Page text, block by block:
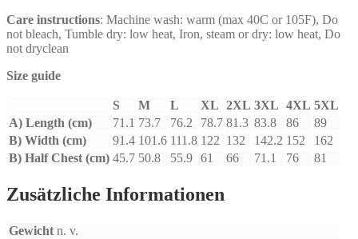
Care instructions: Machine wash: warm (max 40C or 105F), Do
not bleach, Tumble dry: low heat, Iron, steam or dry: low heat, Do
not dryclean
Size guide
S M L XL 2XL 3XL 4XL 5XL
A) Length (cm)
71.1 73.7 76.2 78.7 81.3 83.8 86
89
B) Width (cm)
91.4 101.6 111.8 122 132 142.2 152
162
B) Half Chest (cm) 45.7 50.8 55.9 61 66 71.1 76 81
Zusätzliche Informationen
Gewicht n. v.